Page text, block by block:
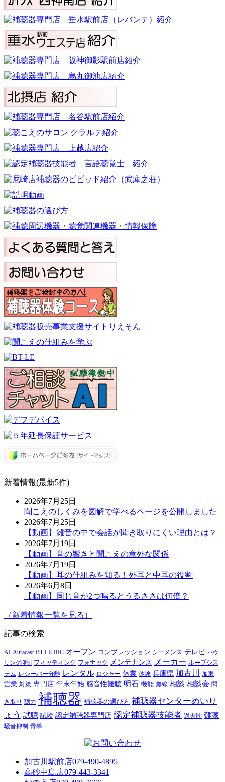
新着情報(最新5件)
2026年7月25日
聞こえのしくみを図解で学べるページを公開しました
2026年7月25日
【動画】雑音の中で会話が聞き取りにくい理由とは？
2026年7月19日
【動画】音の響きと聞こえの意外な関係
2026年7月19日
【動画】耳の仕組みを知る！外耳と中耳の役割
2026年6月8日
【動画】同じ音が2つ鳴るとうるささは何倍？
（新着情報一覧を見る）
記事の検索
AI Auracast BT-LE RIC オープン コンプレッション シーメンス テレビ ハウ
リング抑制
フィッティング フォナック メンテナンス メーカー ループシス
テム レシーバー分離 レンタル ロジャー 休業 体験 兵庫県 加古川 加東
営業 対策 専門店 年末年始 感音性難聴 明石 機能 無線 相談 相談会 聞
き取り 聴力 補聴器 補聴器の選び方 補聴器センターめいり
ょう 試聴 試験 認定補聴器専門店 認定補聴器技能者 過去問 難聴
騒音抑制 骨導
加古川駅前店079-490-4895
高砂中島店079-443-3341